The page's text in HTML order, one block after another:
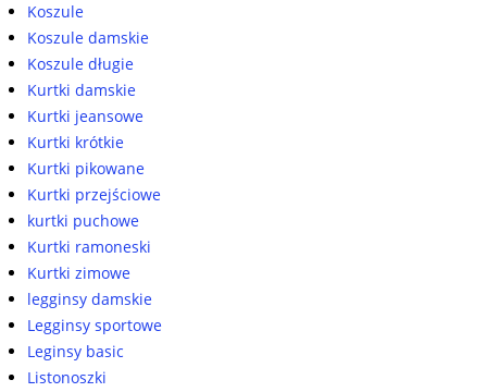
Koszule
Koszule damskie
Koszule długie
Kurtki damskie
Kurtki jeansowe
Kurtki krótkie
Kurtki pikowane
Kurtki przejściowe
kurtki puchowe
Kurtki ramoneski
Kurtki zimowe
legginsy damskie
Legginsy sportowe
Leginsy basic
Listonoszki